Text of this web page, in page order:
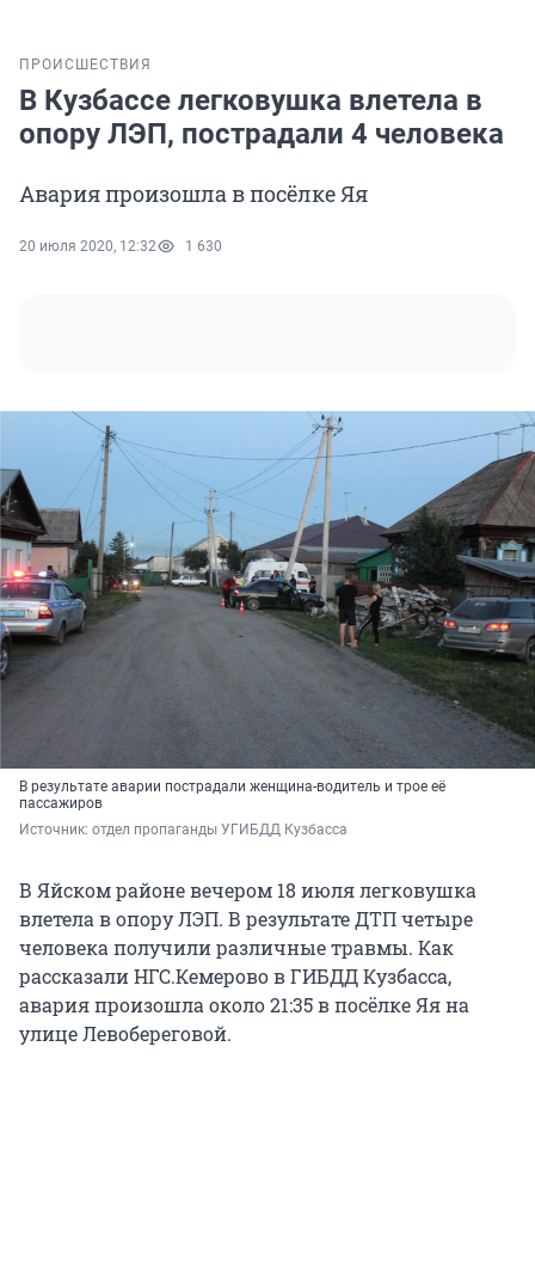
ПРОИСШЕСТВИЯ
В Кузбассе легковушка влетела в
опору ЛЭП, пострадали 4 человека
Авария произошла в посёлке Яя
20 июля 2020, 12:32 1 630
В результате аварии пострадали женщина-водитель и трое её
пассажиров
Источник: отдел пропаганды УГИБДД Кузбасса
В Яйском районе вечером 18 июля легковушка
влетела в опору ЛЭП. В результате ДТП четыре
человека получили различные травмы. Как
рассказали НГС.Кемерово в ГИБДД Кузбасса,
авария произошла около 21:35 в посёлке Яя на
улице Левобереговой.